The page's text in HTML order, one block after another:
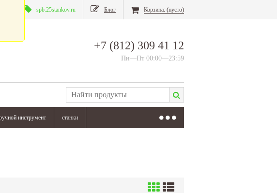
spb.25stankov.ru Блог Корзина: (пусто)
+7 (812) 309 41 12
Пн—Пт 00:00—23:59
инструмент станки